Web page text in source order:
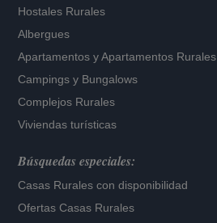
Hostales Rurales
Albergues
Apartamentos yApartamentos Rurales
Campings y Bungalows
Complejos Rurales
Viviendas turísticas
Búsquedas especiales:
Casas Rurales con disponibilidad
Ofertas Casas Rurales